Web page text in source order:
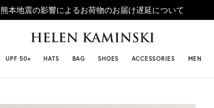
熊本地震の影響によるお荷物のお届け遅延について
#ビベット #キャップ #ビアンカ
UPF 50+ HATS BAG SHOES ACCESSORIES MEN